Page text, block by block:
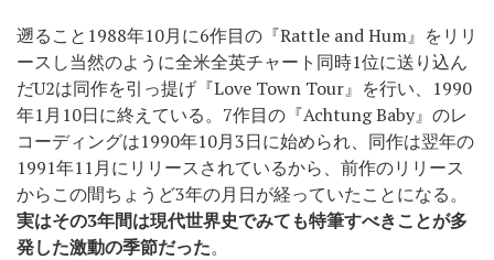
遡ること1988年10月に6作目の『Rattle and Hum』をリリ
ースし当然のように全米全英チャート同時1位に送り込ん
だU2は同作を引っ提げ『Love Town Tour』を行い、1990
年1月10日に終えている。7作目の『Achtung Baby』のレ
コーディングは1990年10月3日に始められ、同作は翌年の
1991年11月にリリースされているから、前作のリリース
からこの間ちょうど3年の月日が経っていたことになる。
実はその3年間は現代世界史でみても特筆すべきことが多
発した激動の季節だった。